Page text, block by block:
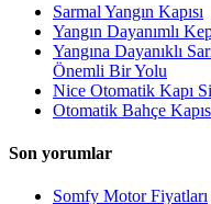
Sarmal Yangın Kapısı
Yangın Dayanımlı
Yangına Dayanıklı
Önemli Bir Yolu
Nice Otomatik Kapı
Otomatik Bahçe
Son yorumlar
Somfy Motor Fiyatları